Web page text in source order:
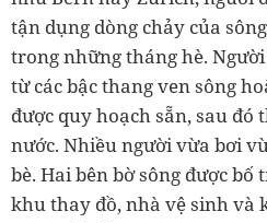
tận dụng dòng chảy của
trong những tháng hè.
từ các bậc thang ven sông
được quy hoạch sẵn, sau đó
nước. Nhiều người vừa bơi
bè. Hai bên bờ sông được bố
khu thay đồ, nhà vệ sinh và